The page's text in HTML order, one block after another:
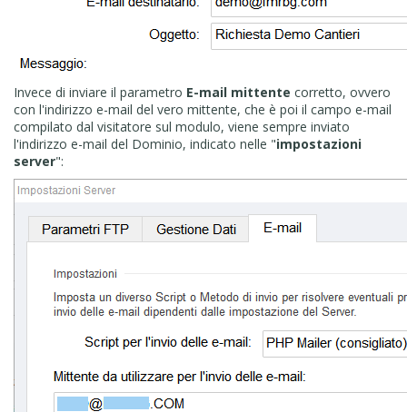
Invece di inviare il parametro E-mail mittente corretto, ovvero
con l'indirizzo e-mail del vero mittente, che è poi il campo e-mail
compilato dal visitatore sul modulo, viene sempre inviato
l'indirizzo e-mail del Dominio, indicato nelle "impostazioni
server":